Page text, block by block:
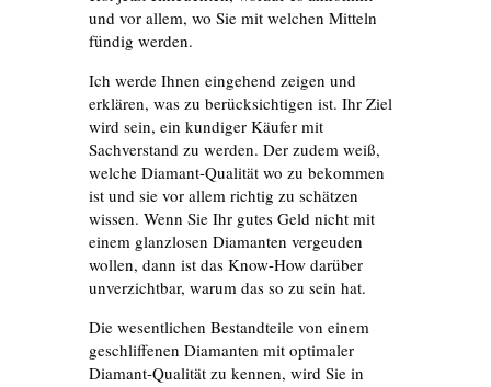
und vor allem, wo Sie mit welchen Mitteln
fündig werden.
Ich werde Ihnen eingehend zeigen und
erklären, was zu berücksichtigen ist. Ihr Ziel
wird sein, ein kundiger Käufer mit
Sachverstand zu werden. Der zudem weiß,
welche Diamant-Qualität wo zu bekommen
ist und sie vor allem richtig zu schätzen
wissen. Wenn Sie Ihr gutes Geld nicht mit
einem glanzlosen Diamanten vergeuden
wollen, dann ist das Know-How darüber
unverzichtbar, warum das so zu sein hat.
Die wesentlichen Bestandteile von einem
geschliffenen Diamanten mit optimaler
Diamant-Qualität zu kennen, wird Sie in